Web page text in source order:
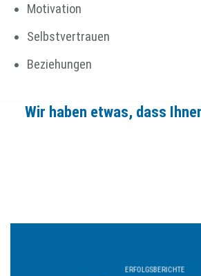
Motivation
Selbstvertrauen
Beziehungen
Wir haben etwas, dass
ERFOLGSBERICHTE